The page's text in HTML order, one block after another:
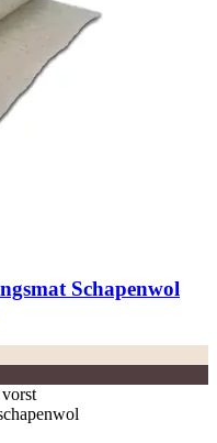
Schapenwol